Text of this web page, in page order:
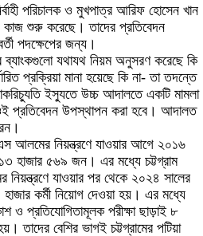
পরিচালক ও মুখপাত্র আরিফ হোসেন খান
শুরু করেছে। তাদের প্রতিবেদন
পদক্ষেপের জন্য।
ব্যাংকগুলো যথাযথ নিয়ম অনুসরণ করেছে কি
প্রক্রিয়া মানা হয়েছে কি না- তা তদন্তে
ইস্যুতে উচ্চ আদালতে একটি মামলা
প্রতিবেদন উপস্থাপন করা হবে। আদালত
আলমের নিয়ন্ত্রণে যাওয়ার আগে ২০১৬
হাজার ৫৬৯ জন। এর মধ্যে চট্টগ্রাম
যাওয়ার পর থেকে ২০২৪ সালের
কর্মী নিয়োগ দেওয়া হয়। এর মধ্যে
ও প্রতিযোগিতামূলক পরীক্ষা ছাড়াই ৮
তাদের বেশির ভাগই চট্টগ্রামের পটিয়া